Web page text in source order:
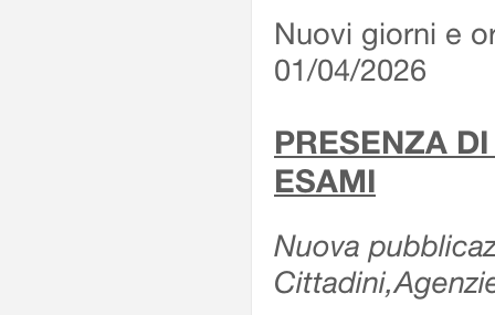
Nuovi giorni e
01/04/2026
PRESENZA
ESAMI
Nuova